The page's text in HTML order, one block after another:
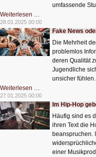
umfassende
Weiterlesen …
Ersatz
mit
Vorteilen
28.01.2025 00:00
Fake News
Die Mehrheit
problemlos
deren Qualität
Jugendliche
unsicher fühlen.
Weiterlesen …
News
oder
Fakten?
27.01.2025 00:00
Im Hip-Hop
Häufig sind es
ihren Text die
beanspruchen.
einer